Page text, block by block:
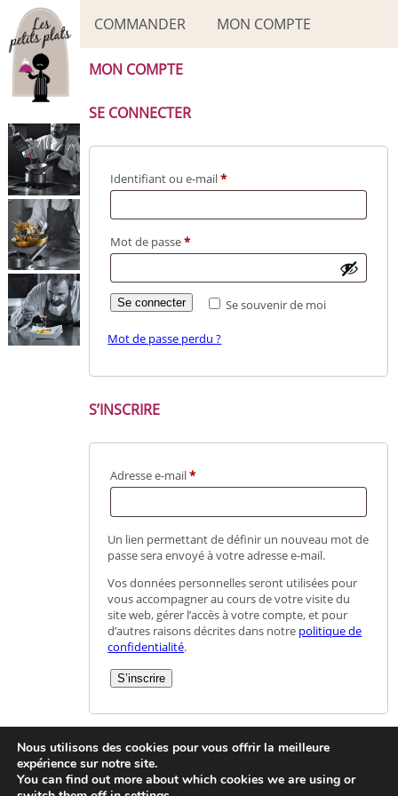
COMMANDER MON COMPTE
MON COMPTE
SE CONNECTER
Identifiant ou e-mail*Obligatoire
Mot de passe*Obligatoire
Se souvenir de moi
Se connecter
Mot de passe perdu ?
S’INSCRIRE
Adresse e-mail*Obligatoire
Un lien permettant de définir un nouveau mot de
passe sera envoyé à votre adresse e-mail.
Vos données personnelles seront utilisées pour
vous accompagner au cours de votre visite du
site web, gérer l’accès à votre compte, et pour
d’autres raisons décrites dans notre politique de
confidentialité.
S’inscrire
© 2021 La Berrichonne de restauration Mentions légales
Nous utilisons des cookies pour vous offrir la meilleure
expérience sur notre site.
You can find out more about which cookies we are using or